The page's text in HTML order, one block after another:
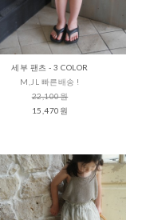
세부 팬츠 - 3 COLOR
M,JL 빠른배송 !
22,100원
15,470원